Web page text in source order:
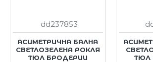
dd237853
АСИМЕТРИЧНА БАЛНА
СВЕТЛОЗЕЛЕНА РОКЛЯ
ТЮЛ БРОДЕРИИ
ТЮЛ